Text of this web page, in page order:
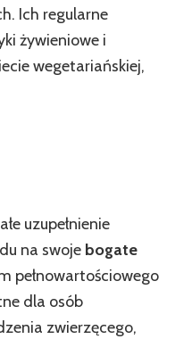
Ich regularne
żywieniowe i
wegetariańskiej,
uzupełnienie
na swoje bogate
pełnowartościowego
dla osób
zwierzęcego,